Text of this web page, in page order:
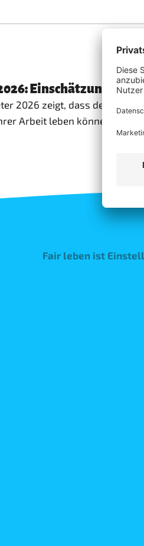
Einschätzung von
2026 zeigt, dass der
Arbeit leben können, sind
Fair leben ist